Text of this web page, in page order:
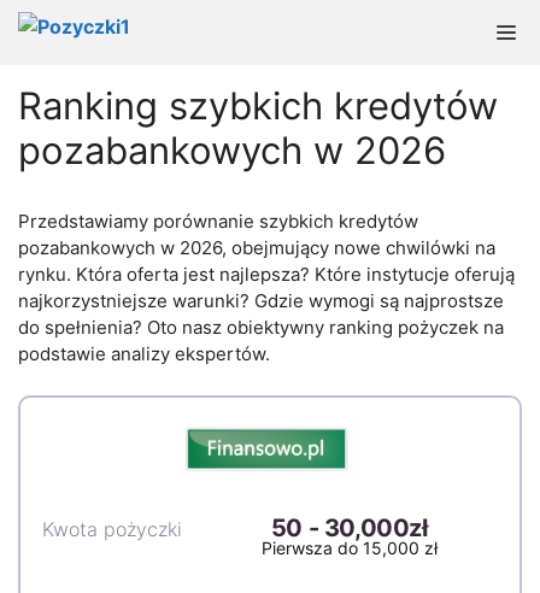
Przejdź
do
Ranking szybkich kredytów
pozabankowych w 2026
Przedstawiamy porównanie szybkich kredytów
pozabankowych w 2026, obejmujący nowe chwilówki na
rynku. Która oferta jest najlepsza? Które instytucje oferują
najkorzystniejsze warunki? Gdzie wymogi są najprostsze
do spełnienia? Oto nasz obiektywny ranking pożyczek na
podstawie analizy ekspertów.
Kwota pożyczki 50 - 30,000zł
Pierwsza do 15,000 zł